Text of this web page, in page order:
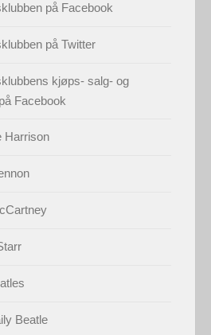
på Facebook
på Twitter
kjøps- salg- og
Facebook
Harrison
Beatle